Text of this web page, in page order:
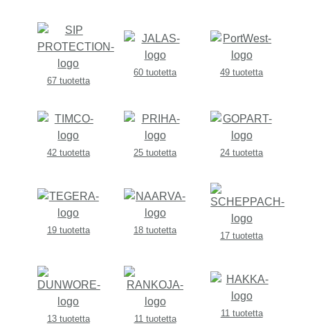
67 tuotetta
60 tuotetta 49 tuotetta
42 tuotetta 25 tuotetta 24 tuotetta
19 tuotetta 18 tuotetta
17 tuotetta
13 tuotetta 11 tuotetta
11 tuotetta